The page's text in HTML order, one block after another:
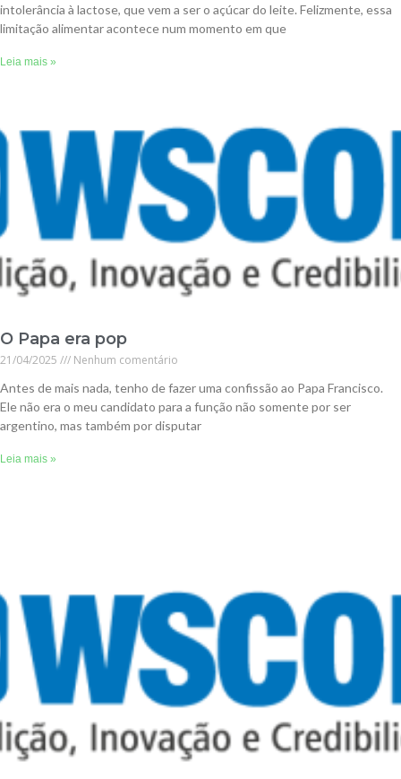
intolerância à lactose, que vem a ser o açúcar do leite. Felizmente, essa
limitação alimentar acontece num momento em que
Leia mais »
O Papa era pop
21/04/2025
Nenhum comentário
Antes de mais nada, tenho de fazer uma confissão ao Papa Francisco.
Ele não era o meu candidato para a função não somente por ser
argentino, mas também por disputar
Leia mais »